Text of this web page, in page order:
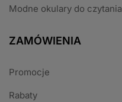
Modne okulary do czytania
ZAMÓWIENIA
Promocje
Rabaty